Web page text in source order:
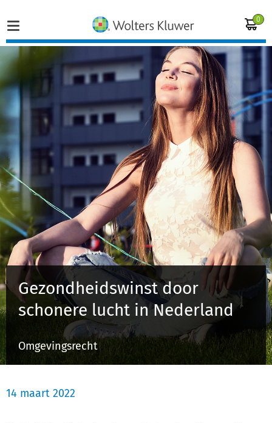
0
Home
Vakgebieden
Producten
Opleidingen
Juridisch advies
Inloggen op de kennisbank
Inloggen
Registreren
Gezondheidswinst door
schonere lucht in Nederland
Omgevingsrecht
14 maart 2022